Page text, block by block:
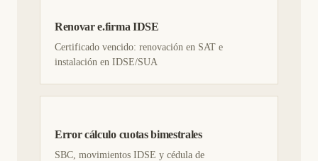
Renovar e.firma IDSE
Certificado vencido: renovación en SAT e
instalación en IDSE/SUA
Error cálculo cuotas bimestrales
SBC, movimientos IDSE y cédula de